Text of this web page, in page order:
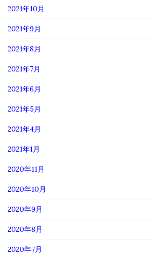
2021年10月
2021年9月
2021年8月
2021年7月
2021年6月
2021年5月
2021年4月
2021年1月
2020年11月
2020年10月
2020年9月
2020年8月
2020年7月